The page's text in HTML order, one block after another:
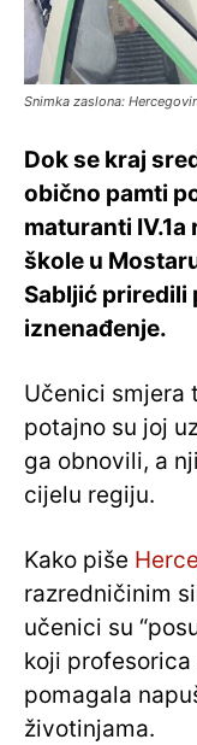
Snimka zaslona:
Dok se kraj
obično pamti
maturanti
škole u
Sabljić
iznenađenje.
Učenici smjera
potajno su joj
ga obnovili, a
cijelu regiju.
Kako piše
razredničinim
učenici su
koji
pomagala
životinjama.